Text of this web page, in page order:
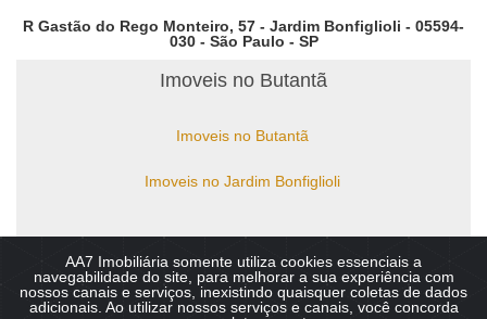
AA7 Imobiliária somente utiliza cookies essenciais a
navegabilidade do site, para melhorar a sua experiência com
nossos canais e serviços, inexistindo quaisquer coletas de dados
adicionais. Ao utilizar nossos serviços e canais, você concorda
R Gastão do Rego Monteiro, 57 - Jardim Bonfiglioli - 05594-
030 - São Paulo - SP
Imoveis no Butantã
Imoveis no Butantã
Imoveis no Jardim Bonfiglioli
Copyright © 2026 - AA7 Imobiliaria - Imoveis no Butantã,
Bonfiglioli, Vila Sônia, Guedala. :: CRECI 49.810-J Todos os direitos
reservados.